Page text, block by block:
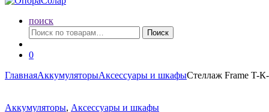
поиск
Искать:
Поиск
0
ГлавнаяАккумуляторыАксессуары и шкафыСтеллаж Frame T-
Аккумуляторы, Аксессуары и шкафы